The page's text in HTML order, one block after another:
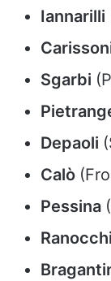
Iannarilli
Sgarbi
Depaoli
Calò
Pessina